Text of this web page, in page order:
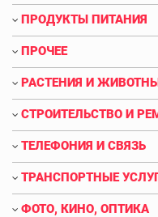
ПРОДУКТЫ ПИТАНИЯ
ПРОЧЕЕ
РАСТЕНИЯ И
СТРОИТЕЛЬСТВО И
ТЕЛЕФОНИЯ И СВЯЗЬ
ТРАНСПОРТНЫЕ
ФОТО, КИНО, ОПТИКА